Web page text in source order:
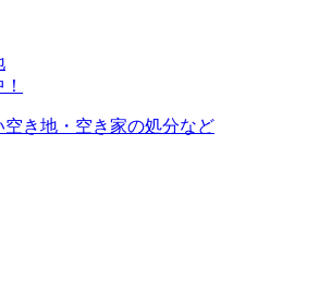
き地・空き家の処分など